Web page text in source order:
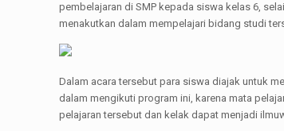
pembelajaran di SMP kepada siswa kelas 6,
menakutkan dalam mempelajari bidang studi
Dalam acara tersebut para siswa diajak untuk
dalam mengikuti program ini, karena mata
pelajaran tersebut dan kelak dapat menjadi